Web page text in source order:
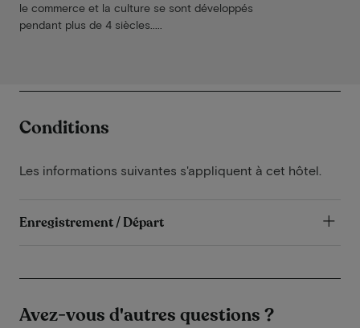
le commerce et la culture se sont développés
pendant plus de 4 siècles.....
Conditions
Les informations suivantes s'appliquent à cet hôtel.
Enregistrement / Départ
Avez-vous d'autres questions ?